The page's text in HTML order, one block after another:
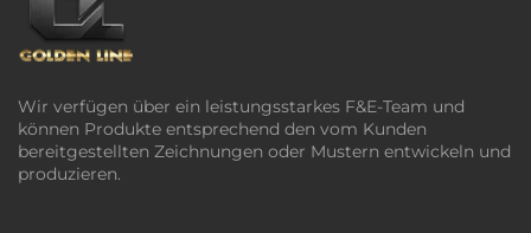
Wir verfügen über ein leistungsstarkes F&E-Team und
können Produkte entsprechend den vom Kunden
bereitgestellten Zeichnungen oder Mustern entwickeln und
produzieren.